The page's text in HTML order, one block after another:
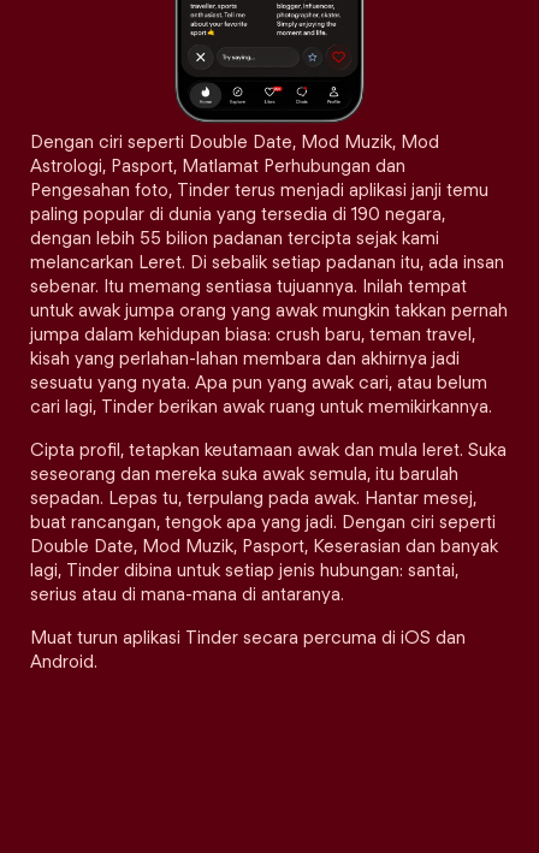
Dengan ciri seperti Double Date, Mod Muzik, Mod
Astrologi, Pasport, Matlamat Perhubungan dan
Pengesahan foto, Tinder terus menjadi aplikasi janji temu
paling popular di dunia yang tersedia di 190 negara,
dengan lebih 55 bilion padanan tercipta sejak kami
melancarkan Leret. Di sebalik setiap padanan itu, ada insan
sebenar. Itu memang sentiasa tujuannya. Inilah tempat
untuk awak jumpa orang yang awak mungkin takkan pernah
jumpa dalam kehidupan biasa: crush baru, teman travel,
kisah yang perlahan-lahan membara dan akhirnya jadi
sesuatu yang nyata. Apa pun yang awak cari, atau belum
cari lagi, Tinder berikan awak ruang untuk memikirkannya.
Cipta profil, tetapkan keutamaan awak dan mula leret. Suka
seseorang dan mereka suka awak semula, itu barulah
sepadan. Lepas tu, terpulang pada awak. Hantar mesej,
buat rancangan, tengok apa yang jadi. Dengan ciri seperti
Double Date, Mod Muzik, Pasport, Keserasian dan banyak
lagi, Tinder dibina untuk setiap jenis hubungan: santai,
serius atau di mana-mana di antaranya.
Muat turun aplikasi Tinder secara percuma di iOS dan
Android.